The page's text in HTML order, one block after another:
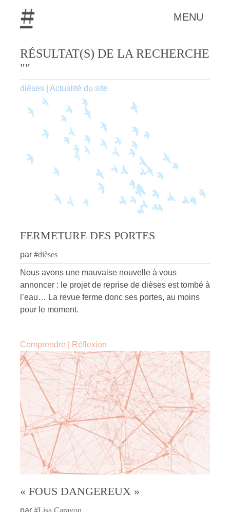
MENU
RÉSULTAT(S) DE LA RECHERCHE
""
dièses Actualité du site
FERMETURE DES PORTES
par #dièses
Nous avons une mauvaise nouvelle à vous
annoncer : le projet de reprise de dièses est tombé à
l’eau… La revue ferme donc ses portes, au moins
pour le moment.
Comprendre Réflexion
« FOUS DANGEREUX »
par #Lisa Carayon